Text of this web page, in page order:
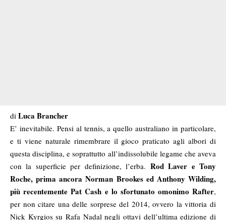
di Luca Brancher
E’ inevitabile. Pensi al tennis, a quello australiano in particolare,
e ti viene naturale rimembrare il gioco praticato agli albori di
questa disciplina, e soprattutto all’indissolubile legame che aveva
con la superficie per definizione, l’erba. Rod Laver e Tony
Roche, prima ancora Norman Brookes ed Anthony Wilding,
più recentemente Pat Cash e lo sfortunato omonimo Rafter,
per non citare una delle sorprese del 2014, ovvero la vittoria di
Nick Kyrgios su Rafa Nadal negli ottavi dell’ultima edizione di